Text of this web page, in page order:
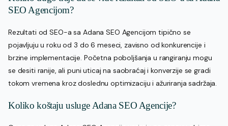
SEO Agencijom?
Rezultati od SEO-a sa Adana SEO Agencijom tipično se
pojavljuju u roku od 3 do 6 meseci, zavisno od konkurencije i
brzine implementacije. Početna poboljšanja u rangiranju mogu
se desiti ranije, ali puni uticaj na saobraćaj i konverzije se gradi
tokom vremena kroz doslednu optimizaciju i ažuriranja sadržaja.
Koliko koštaju usluge Adana SEO Agencije?